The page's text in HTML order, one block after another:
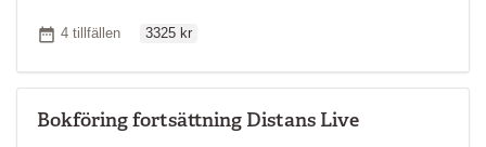
Antal tillfällen
4 tillfällen 3325 kr
Bokföring fortsättning Distans Live